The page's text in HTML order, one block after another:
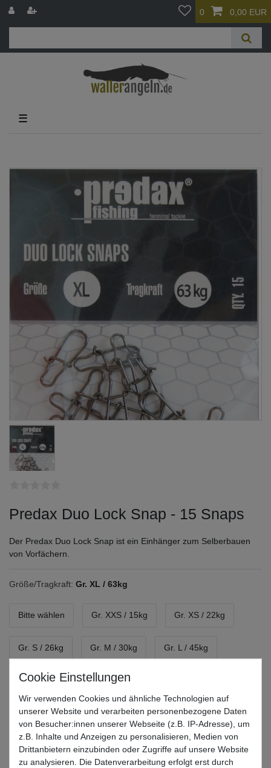
0 0,00 EUR
☰
Predax Duo Lock Snap - 15 Snaps
Der Predax Duo Lock Snap ist ein Einhänger zum Selberbauen
von Vorfächern.
Größe/Tragkraft: Gr. XL / 63kg
Bitte wählen Gr. XXS / 15kg Gr. XS / 22kg
Gr. S / 26kg Gr. M / 30kg Gr. L / 45kg
Gr. XL / 63kg Gr. XXL / 78kg
3,29 EUR*
Inhalt15 Stück
Grundpreis
0,22 € / Stück
Wir verwenden Cookies und ähnliche Technologien auf
unserer Website und verarbeiten personenbezogene Daten
von Besucher:innen unserer Webseite (z.B. IP-Adresse), um
z.B. Inhalte und Anzeigen zu personalisieren, Medien von
Drittanbietern einzubinden oder Zugriffe auf unsere Website
zu analysieren. Die Datenverarbeitung erfolgt erst durch